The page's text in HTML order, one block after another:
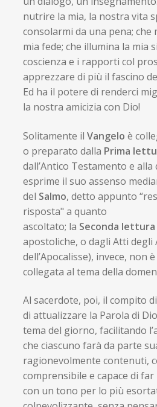
nutrire la mia, la nostra vita
consolarmi da una pena; che
mia fede; che illumina la mia
coscienza e i rapporti col
apprezzare di più il fascino
Ed ha il potere di renderci
la nostra amicizia con Dio!
Solitamente il Vangelo è
o preparato dalla Prima
dall’Antico Testamento e alla
esprime il suo assenso
del Salmo, detto appunto
risposta" a quanto
ascoltato; la Seconda lettura
apostoliche, o dagli Atti
dell’Apocalisse), invece, non
collegata al tema della
Al sacerdote, poi, il compito
di attualizzare la Parola di
tema del giorno, facilitando
che ciascuno farà da parte
ragionevolmente contenuti,
comprensibile e capace di
con un tono per lo più